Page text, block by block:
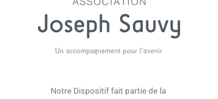
Notre Dispositif fait partie de la